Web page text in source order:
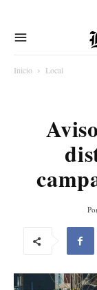
Inicio Local